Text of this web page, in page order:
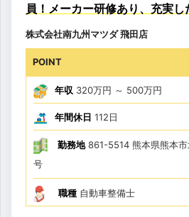
員！メーカー研修あり、充実し
株式会社南九州マツダ 飛田店
POINT
年収 320万円 ～ 500万円
年間休日 112日
勤務地861-5514 熊本県熊本
号
職種 自動車整備士